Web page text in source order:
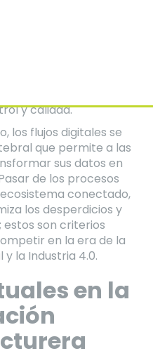
y calidad.
los flujos digitales se
que permite a las
sus datos en
de los procesos
conectado,
los desperdicios y
son criterios
en la era de la
la Industria 4.0.
en la